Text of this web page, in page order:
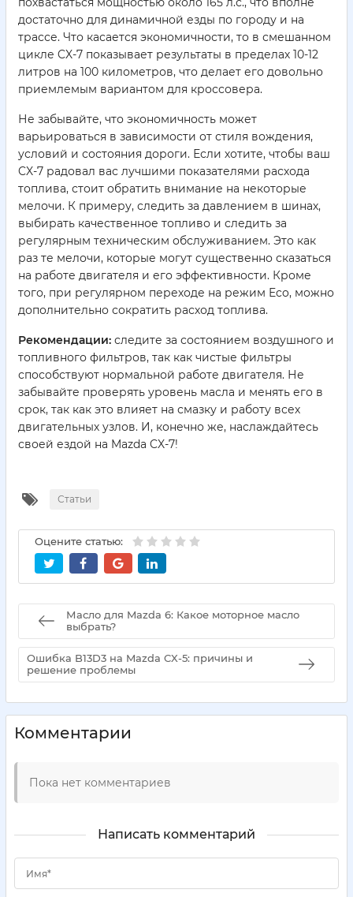
достаточно для динамичной езды по городу и на
трассе. Что касается экономичности, то в смешанном
цикле CX-7 показывает результаты в пределах 10-12
литров на 100 километров, что делает его довольно
приемлемым вариантом для кроссовера.
Не забывайте, что экономичность может
варьироваться в зависимости от стиля вождения,
условий и состояния дороги. Если хотите, чтобы ваш
CX-7 радовал вас лучшими показателями расхода
топлива, стоит обратить внимание на некоторые
мелочи. К примеру, следить за давлением в шинах,
выбирать качественное топливо и следить за
регулярным техническим обслуживанием. Это как
раз те мелочи, которые могут существенно сказаться
на работе двигателя и его эффективности. Кроме
того, при регулярном переходе на режим Eco, можно
дополнительно сократить расход топлива.
Рекомендации: следите за состоянием воздушного и
топливного фильтров, так как чистые фильтры
способствуют нормальной работе двигателя. Не
забывайте проверять уровень масла и менять его в
срок, так как это влияет на смазку и работу всех
двигательных узлов. И, конечно же, наслаждайтесь
своей ездой на Mazda CX-7!
Статьи
Оцените статью:
Масло для Mazda 6: Какое моторное масло
выбрать?
Ошибка B13D3 на Mazda CX-5: причины и
решение проблемы
Комментарии
Пока нет комментариев
Написать комментарий
Имя*